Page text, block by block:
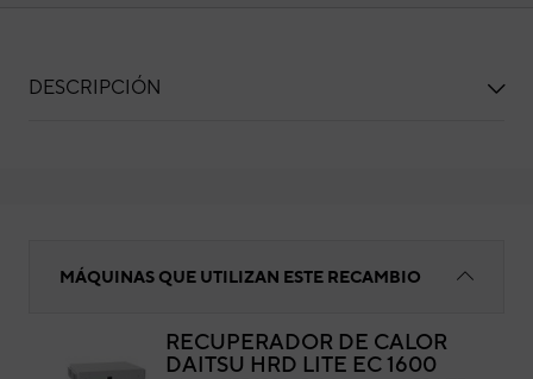
DESCRIPCIÓN
MÁQUINAS QUE UTILIZAN ESTE RECAMBIO
RECUPERADOR DE CALOR
DAITSU HRD LITE EC 1600